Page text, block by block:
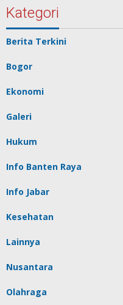
Kategori
Berita Terkini
Bogor
Ekonomi
Galeri
Hukum
Info Banten Raya
Info Jabar
Kesehatan
Lainnya
Nusantara
Olahraga